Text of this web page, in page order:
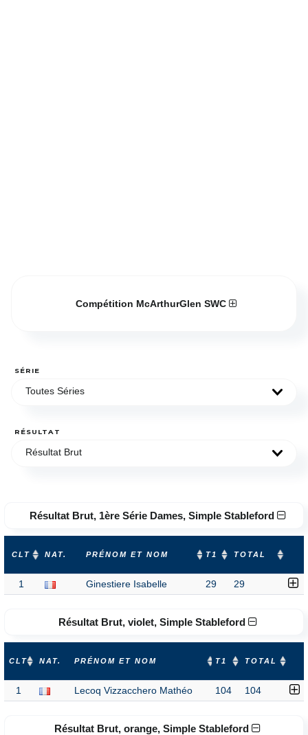
Compétition McArthurGlen SWC
SÉRIE
Toutes Séries
RÉSULTAT
Résultat Brut
Résultat Brut, 1ère Série Dames, Simple Stableford
CLT NAT. PRÉNOM ET NOM T1 TOTAL
1 Ginestiere Isabelle 29 29
Résultat Brut, violet, Simple Stableford
CLT NAT. PRÉNOM ET NOM T1 TOTAL
1 Lecoq Vizzacchero Mathéo 104 104
Résultat Brut, orange, Simple Stableford